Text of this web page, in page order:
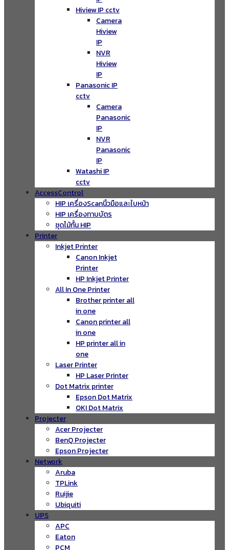
Hiview IP cctv
Camera
Hiview
IP
NVR
Hiview
IP
Panasonic IP
cctv
Camera
Panasonic
IP
NVR
Panasonic
IP
Watashi IP
cctv
AccessControl
HIP เครื่องScanนิ้วมือและใบหน้า
HIP เครื่องทาบบัตร
ชุดไม้กั้น HIP
Printer
Inkjet Printer
Canon Inkjet
Printer
HP Inkjet Printer
All In One Printer
Brother printer all
in one
Canon printer all
in one
HP printer all in
one
Laser Printer
HP Laser Printer
Dot Matrix printer
Epson Dot Matrix
OKI Dot Matrix
Projecter
Acer Projecter
BenQ Projecter
Epson Projecter
Network
Aruba
TPLink
Ruijie
Ubiquiti
UPS
APC
Eaton
PCM